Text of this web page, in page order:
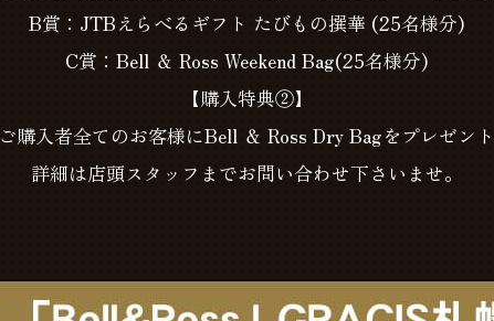
B賞： JTBえらべるギフト たびもの撰華 (25名様分)
C賞： Bell ＆ Ross Weekend Bag(25名様分)
【購入特典②】
ご購入者全てのお客様にBell ＆ Ross Dry Bagをプレゼント
詳細は店頭スタッフまでお問い合わせ下さいませ。